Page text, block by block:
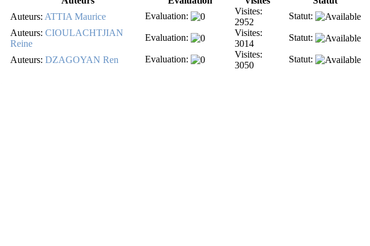
Auteurs: ATTIA Maurice Evaluation:
Visites:
2952
Statut:
Auteurs: CIOULACHTJIAN
Reine
Evaluation:
Visites:
3014
Statut:
Auteurs: DZAGOYAN Ren Evaluation:
Visites:
3050
Statut: